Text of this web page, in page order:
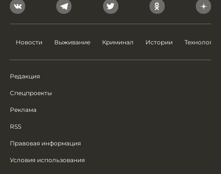
Новости Выживание Криминал Истории Технологии
Редакция
Спецпроекты
Реклама
RSS
Правовая информация
Условия использования